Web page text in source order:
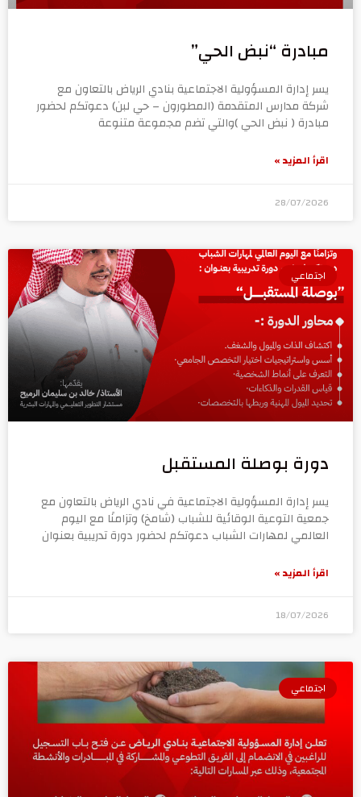
مبادرة “نبض الحي”
يسر إدارة المسؤولية الاجتماعية بنادي الرياض بالتعاون مع
شركة مدارس المتقدمة (المطورون – حي لبن) دعوتكم لحضور
مبادرة ( نبض الحي )والتي تضم مجموعة متنوعة
اقرأ المزيد »
28/07/2026
اجتماعي
دورة بوصلة المستقبل
يسر إدارة المسؤولية الاجتماعية في نادي الرياض بالتعاون مع
جمعية التوعية الوقائية للشباب (شامخ) وتزامنًا مع اليوم
العالمي لمهارات الشباب دعوتكم لحضور دورة تدريبية بعنوان
اقرأ المزيد »
18/07/2026
اجتماعي